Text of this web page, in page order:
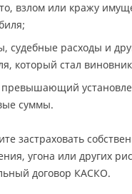
взлом или кражу
судебные расходы и
который стал
суммы.
застраховать
угона или других
договор КАСКО.